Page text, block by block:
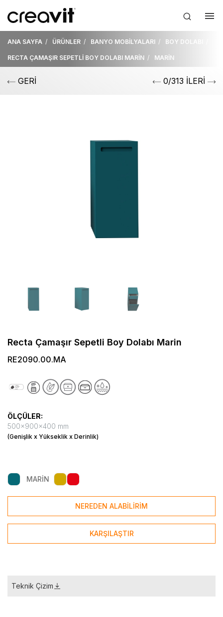
ANA SAYFA ÜRÜNLER BANYO MOBİLYALARI BOY DOLABI
RECTA ÇAMAŞIR SEPETLİ BOY DOLABI MARİN MARİN
GERİ 0/313 İLERİ
Recta Çamaşır Sepetli Boy Dolabı Marin
RE2090.00.MA
ÖLÇÜLER:
500x900x400 mm
(Genişlik x Yükseklik x Derinlik)
MARİN
NEREDEN ALABİLİRİM
KARŞILAŞTIR
Teknik Çizim